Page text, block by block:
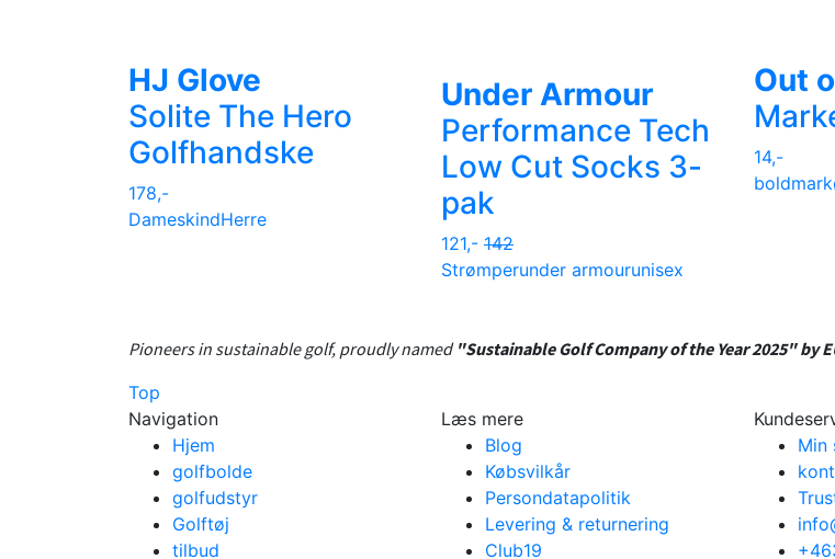
HJ Glove
Solite The Hero
Golfhandske
178,-
DameskindHerre
Under Armour
Performance Tech
Low Cut Socks 3-
pak
121,- 142
Strømperunder armourunisex
Out
14,-
Pioneers in sustainable golf, proudly named "Sustainable Golf Company of the Year 2025" by
Top
Navigation
Hjem
golfbolde
golfudstyr
Golftøj
tilbud
Læs mere
Blog
Købsvilkår
Persondatapolitik
Levering & returnering
Club19
Min